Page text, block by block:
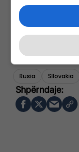
Rusia Sllovakia